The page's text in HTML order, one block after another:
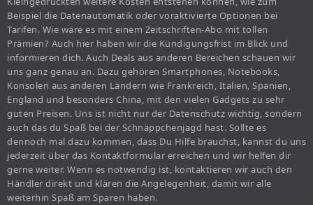
Beispiel die Datenautomatik oder voraktivierte Optionen bei
Tarifen. Wie wäre es mit einem Zeitschriften-Abo mit tollen
Prämien? Auch hier haben wir die Kündigungsfrist im Blick und
informieren dich. Auch Deals aus anderen Bereichen schauen wir
uns ganz genau an. Dazu gehören Smartphones, Notebooks,
Konsolen aus anderen Ländern wie Frankreich, Italien, Spanien,
England und besonders China, mit den vielen Gadgets zu sehr
guten Preisen. Uns ist nicht nur der Datenschutz wichtig, sondern
auch das du Spaß bei der Schnäppchenjagd hast. Sollte es
dennoch mal dazu kommen, dass Du Hilfe brauchst, kannst du uns
jederzeit über das Kontaktformular erreichen und wir helfen dir
gerne weiter. Wenn es notwendig ist, kontaktieren wir auch den
Händler direkt und klären die Angelegenheit, damit wir alle
weiterhin Spaß am Sparen haben.